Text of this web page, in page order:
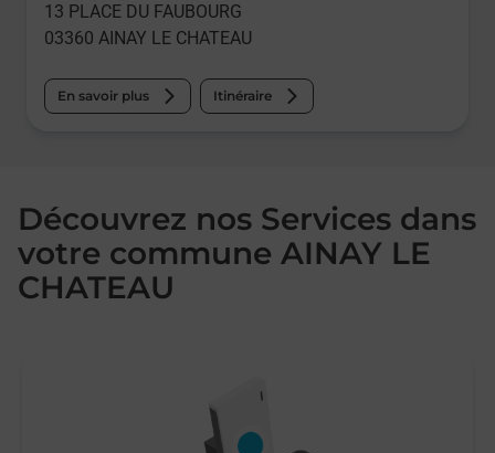
13 PLACE DU FAUBOURG
03360 AINAY LE CHATEAU
En savoir plus Itinéraire
Découvrez nos Services dans
votre commune AINAY LE
CHATEAU